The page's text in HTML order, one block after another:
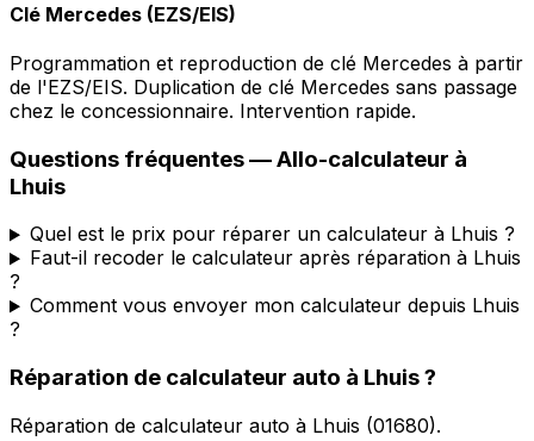
Clé Mercedes (EZS/EIS)
Programmation et reproduction de clé Mercedes à partir
de l'EZS/EIS. Duplication de clé Mercedes sans passage
chez le concessionnaire. Intervention rapide.
Questions fréquentes —Allo-calculateur à
Lhuis
Quel est le prix pour réparer un calculateur à Lhuis ?
Faut-il recoder le calculateur après réparation à Lhuis
?
Comment vous envoyer mon calculateur depuis Lhuis
?
Réparation de calculateur auto à Lhuis?
Réparation de calculateur auto à Lhuis (01680).